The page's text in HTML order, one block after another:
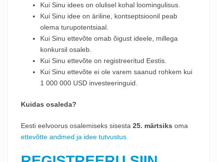
Kui Sinu idees on olulisel kohal loomingulisus.
Kui Sinu idee on äriline, kontseptsioonil peab
olema turupotentsiaal.
Kui Sinu ettevõte omab õigust ideele, millega
konkursil osaleb.
Kui Sinu ettevõte on registreeritud Eestis.
Kui Sinu ettevõte ei ole varem saanud rohkem kui
1 000 000 USD investeeringuid.
Kuidas osaleda?
Eesti eelvoorus osalemiseks sisesta 25. märtsiks oma
ettevõtte andmed ja idee tutvustus